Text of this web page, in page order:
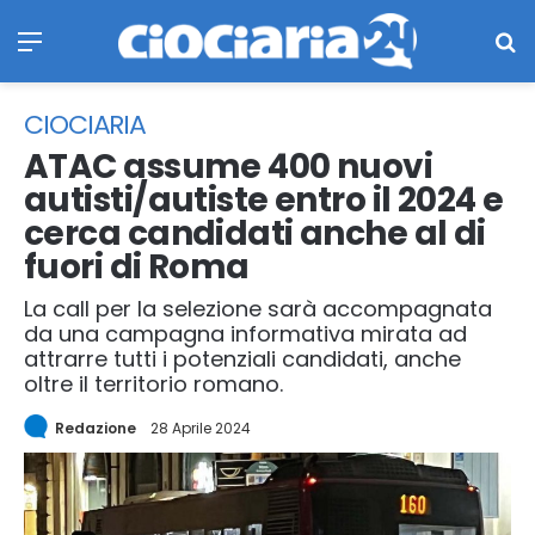
CIOCIARIA
ATAC assume 400 nuovi
autisti/autiste entro il 2024 e
cerca candidati anche al di
fuori di Roma
La call per la selezione sarà accompagnata
da una campagna informativa mirata ad
attrarre tutti i potenziali candidati, anche
oltre il territorio romano.
Redazione 28 Aprile 2024